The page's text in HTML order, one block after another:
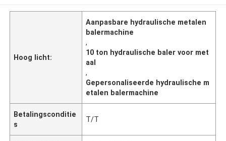
Hoog licht:
Aanpasbare hydraulische metalen
balermachine
,
10 ton hydraulische baler voor met
aal
,
Gepersonaliseerde hydraulische m
etalen balermachine
Betalingsconditie
s
T/T